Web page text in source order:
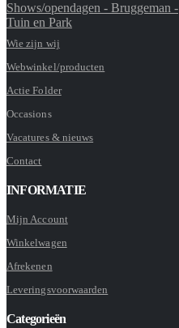
Shows/opendagen - Bruggeman -
Tuin en Park
Wie zijn wij
Webwinkel/producten
Actie Folder
Occasions
Vacatures & nieuws
Contact
INFORMATIE
Mijn Account
Winkelwagen
Afrekenen
Leveringsvoorwaarden
Categorieën